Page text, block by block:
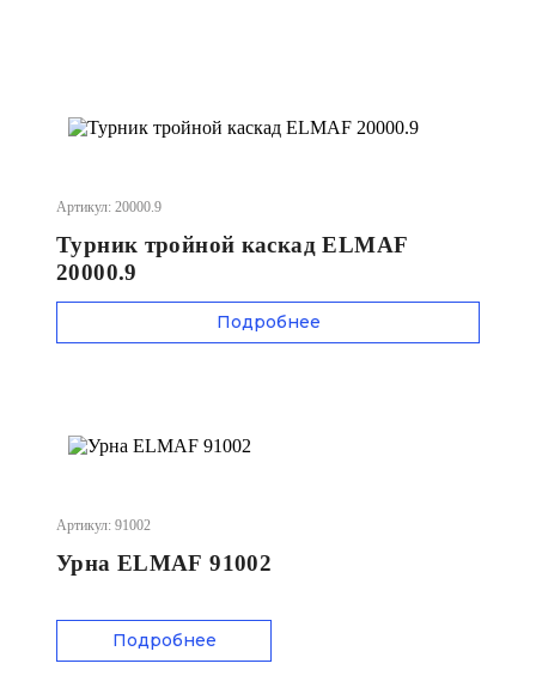
Артикул: 20000.9
Турник тройной каскад ELMAF
20000.9
Подробнее
Артикул: 91002
Урна ELMAF 91002
Подробнее